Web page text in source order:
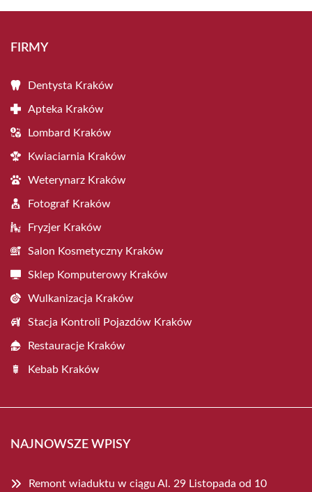
FIRMY
Dentysta Kraków
Apteka Kraków
Lombard Kraków
Kwiaciarnia Kraków
Weterynarz Kraków
Fotograf Kraków
Fryzjer Kraków
Salon Kosmetyczny Kraków
Sklep Komputerowy Kraków
Wulkanizacja Kraków
Stacja Kontroli Pojazdów Kraków
Restauracje Kraków
Kebab Kraków
NAJNOWSZE WPISY
Remont wiaduktu w ciągu Al. 29 Listopada od 10